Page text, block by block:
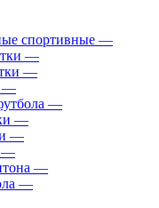
спортивные —
—
—
—
—
—
—
—
—
—